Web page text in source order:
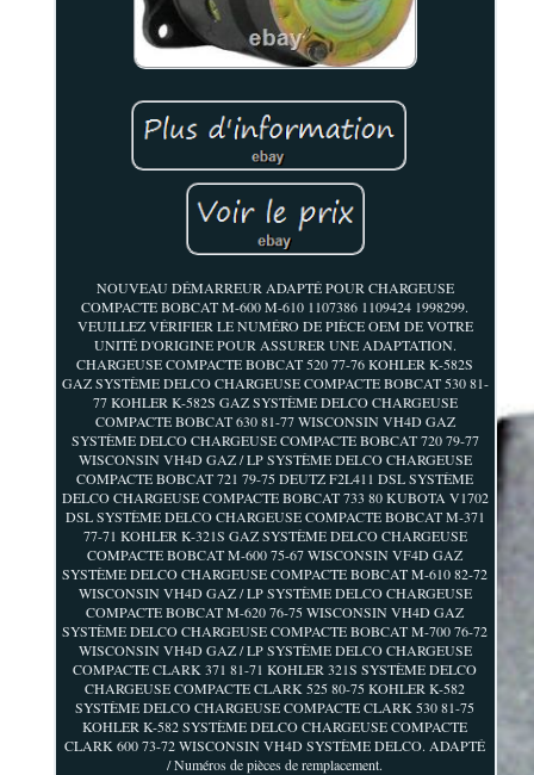
NOUVEAU DÉMARREUR ADAPTÉ POUR CHARGEUSE
COMPACTE BOBCAT M-600 M-610 1107386 1109424 1998299.
VEUILLEZ VÉRIFIER LE NUMÉRO DE PIÈCE OEM DE VOTRE
UNITÉ D'ORIGINE POUR ASSURER UNE ADAPTATION.
CHARGEUSE COMPACTE BOBCAT 520 77-76 KOHLER K-582S
GAZ SYSTÈME DELCO CHARGEUSE COMPACTE BOBCAT 530 81-
77 KOHLER K-582S GAZ SYSTÈME DELCO CHARGEUSE
COMPACTE BOBCAT 630 81-77 WISCONSIN VH4D GAZ
SYSTÈME DELCO CHARGEUSE COMPACTE BOBCAT 720 79-77
WISCONSIN VH4D GAZ / LP SYSTÈME DELCO CHARGEUSE
COMPACTE BOBCAT 721 79-75 DEUTZ F2L411 DSL SYSTÈME
DELCO CHARGEUSE COMPACTE BOBCAT 733 80 KUBOTA V1702
DSL SYSTÈME DELCO CHARGEUSE COMPACTE BOBCAT M-371
77-71 KOHLER K-321S GAZ SYSTÈME DELCO CHARGEUSE
COMPACTE BOBCAT M-600 75-67 WISCONSIN VF4D GAZ
SYSTÈME DELCO CHARGEUSE COMPACTE BOBCAT M-610 82-72
WISCONSIN VH4D GAZ / LP SYSTÈME DELCO CHARGEUSE
COMPACTE BOBCAT M-620 76-75 WISCONSIN VH4D GAZ
SYSTÈME DELCO CHARGEUSE COMPACTE BOBCAT M-700 76-72
WISCONSIN VH4D GAZ / LP SYSTÈME DELCO CHARGEUSE
COMPACTE CLARK 371 81-71 KOHLER 321S SYSTÈME DELCO
CHARGEUSE COMPACTE CLARK 525 80-75 KOHLER K-582
SYSTÈME DELCO CHARGEUSE COMPACTE CLARK 530 81-75
KOHLER K-582 SYSTÈME DELCO CHARGEUSE COMPACTE
CLARK 600 73-72 WISCONSIN VH4D SYSTÈME DELCO. ADAPTÉ
/ Numéros de pièces de remplacement.